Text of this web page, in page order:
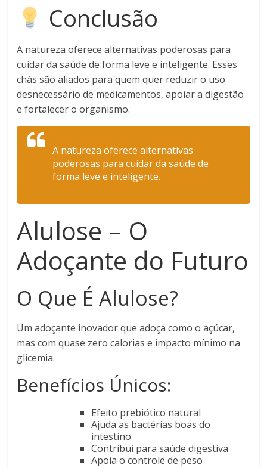
Conclusão
A natureza oferece alternativas poderosas para
cuidar da saúde de forma leve e inteligente. Esses
chás são aliados para quem quer reduzir o uso
desnecessário de medicamentos, apoiar a digestão
e fortalecer o organismo.
A natureza oferece alternativas
poderosas para cuidar da saúde de
forma leve e inteligente.
Alulose – O
Adoçante do Futuro
O Que É Alulose?
Um adoçante inovador que adoça como o açúcar,
mas com quase zero calorias e impacto mínimo na
glicemia.
Benefícios Únicos:
Efeito prebiótico natural
Ajuda as bactérias boas do
intestino
Contribui para saúde digestiva
Apoia o controle de peso